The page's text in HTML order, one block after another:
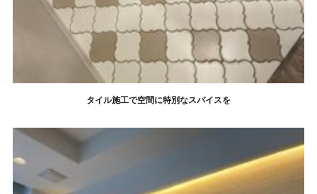
タイル施工で空間に特別なスパイスを